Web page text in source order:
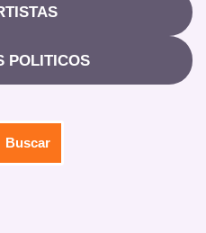
POLITICOS
Buscar